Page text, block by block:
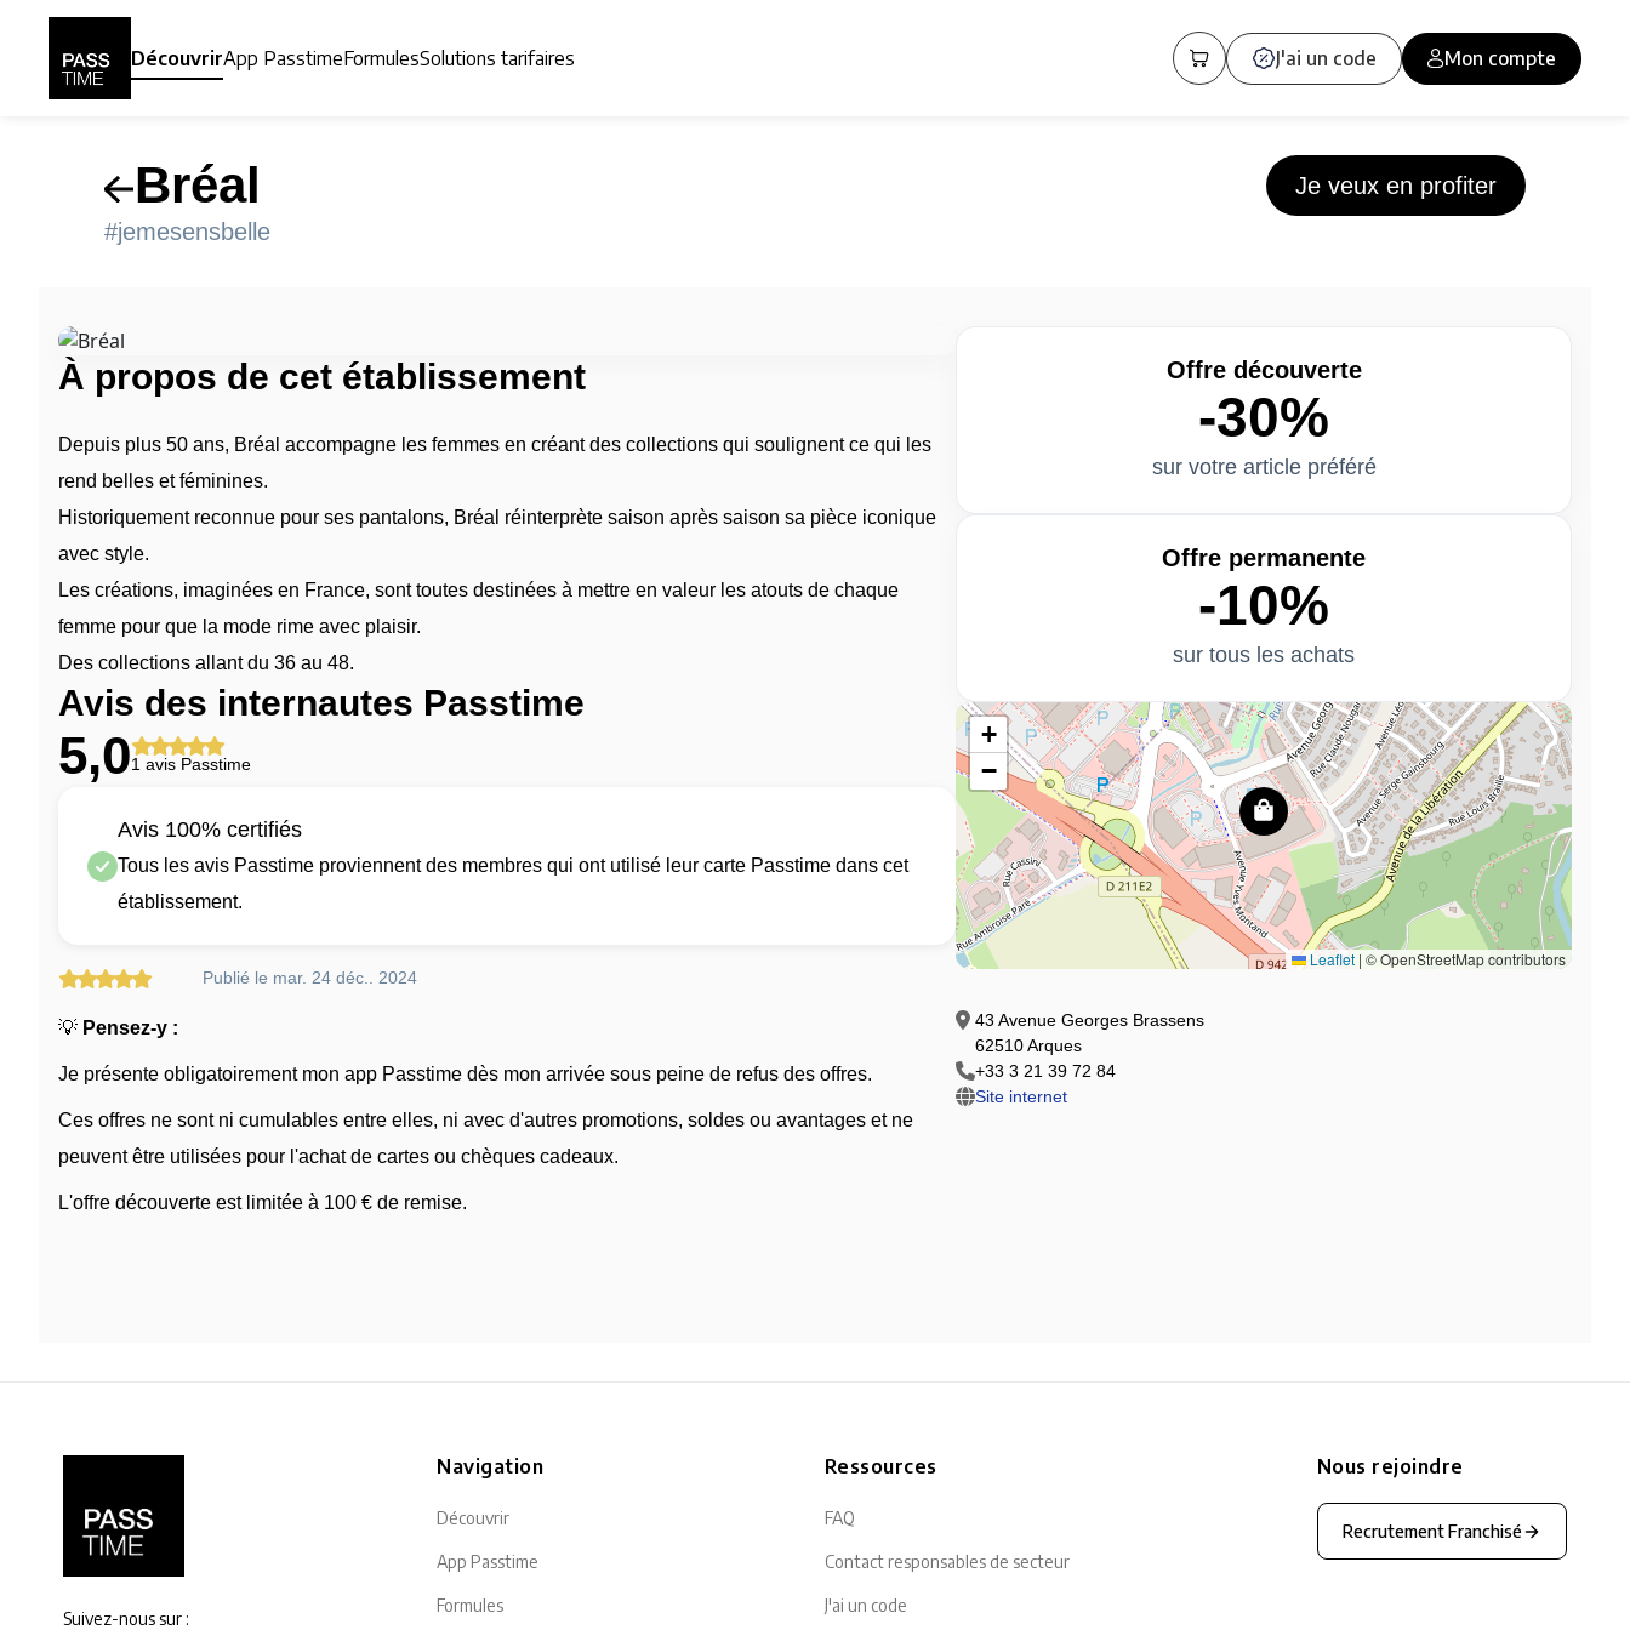
DécouvrirApp PasstimeFormulesSolutions tarifaires J'ai un code Mon compte
Bréal
Je veux en profiter
#jemesensbelle
À propos de cet établissement
Depuis plus 50 ans, Bréal accompagne les femmes en créant des collections qui soulignent ce qui les
rend belles et féminines.
Historiquement reconnue pour ses pantalons, Bréal réinterprète saison après saison sa pièce iconique
avec style.
Les créations, imaginées en France, sont toutes destinées à mettre en valeur les atouts de chaque
femme pour que la mode rime avec plaisir.
Des collections allant du 36 au 48.
Avis des internautes Passtime
5,01 avis Passtime
Avis 100% certifiés
Tous les avis Passtime proviennent des membres qui ont utilisé leur carte Passtime dans cet
établissement.
Publié le mar. 24 déc.. 2024
💡 Pensez-y :
Je présente obligatoirement mon app Passtime dès mon arrivée sous peine de refus des offres.
Ces offres ne sont ni cumulables entre elles, ni avec d'autres promotions, soldes ou avantages et ne
peuvent être utilisées pour l'achat de cartes ou chèques cadeaux.
L'offre découverte est limitée à 100 € de remise.
Offre découverte
-30%
sur votre article préféré
Offre permanente
-10%
sur tous les achats
+
−
Leaflet | © OpenStreetMap contributors
43 Avenue Georges Brassens
62510 Arques
+33 3 21 39 72 84
Site internet
Suivez-nous sur :
Navigation
Découvrir
App Passtime
Formules
Ressources
FAQ
Contact responsables de secteur
J'ai un code
Nous rejoindre
Recrutement Franchisé
Panneau de gestion des cookies